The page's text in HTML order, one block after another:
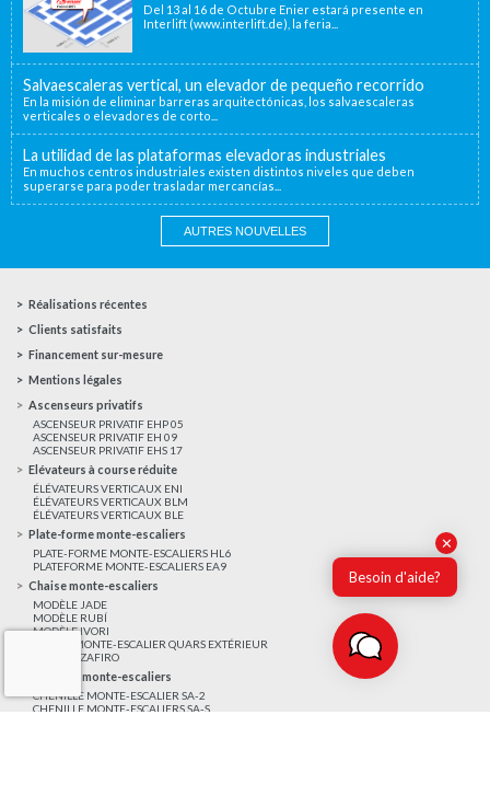
Del 13 al 16 de Octubre Enier estará presente en
Interlift (www.interlift.de), la feria...
Salvaescaleras vertical, un elevador de pequeño recorrido
En la misión de eliminar barreras arquitectónicas, los salvaescaleras
verticales o elevadores de corto...
La utilidad de las plataformas elevadoras industriales
En muchos centros industriales existen distintos niveles que deben
superarse para poder trasladar mercancías...
AUTRES NOUVELLES
Réalisations récentes
Clients satisfaits
Financement sur-mesure
Mentions légales
Ascenseurs privatifs
ASCENSEUR PRIVATIF EHP 05
ASCENSEUR PRIVATIF EH 09
ASCENSEUR PRIVATIF EHS 17
Elévateurs à course réduite
ÉLÉVATEURS VERTICAUX ENI
ÉLÉVATEURS VERTICAUX BLM
ÉLÉVATEURS VERTICAUX BLE
Plate-forme monte-escaliers
PLATE-FORME MONTE-ESCALIERS HL6
PLATEFORME MONTE-ESCALIERS EA9
Chaise monte-escaliers
MODÈLE JADE
MODÈLE RUBÍ
MODÈLE IVORI
CHAISE MONTE-ESCALIER QUARS EXTÉRIEUR
MODÈLE ZAFIRO
Chenilles monte-escaliers
CHENILLE MONTE-ESCALIER SA-2
CHENILLE MONTE-ESCALIERS SA-S
✕
Besoin d'aide?